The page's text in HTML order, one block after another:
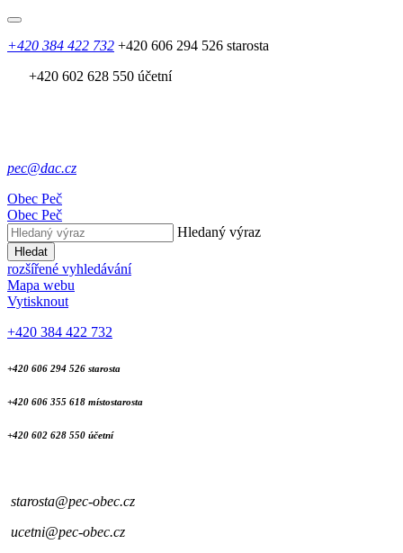
+420 384 422 732 +420 606 294 526 starosta
+420 602 628 550 účetní
pec@dac.cz
Obec Peč
Obec Peč
Hledaný výraz
Hledat
rozšířené vyhledávání
Mapa webu
Vytisknout
+420 384 422 732
+420 606 294 526 starosta
+420 606 355 618 místostarosta
+420 602 628 550 účetní
starosta@pec-obec.cz
ucetni@pec-obec.cz